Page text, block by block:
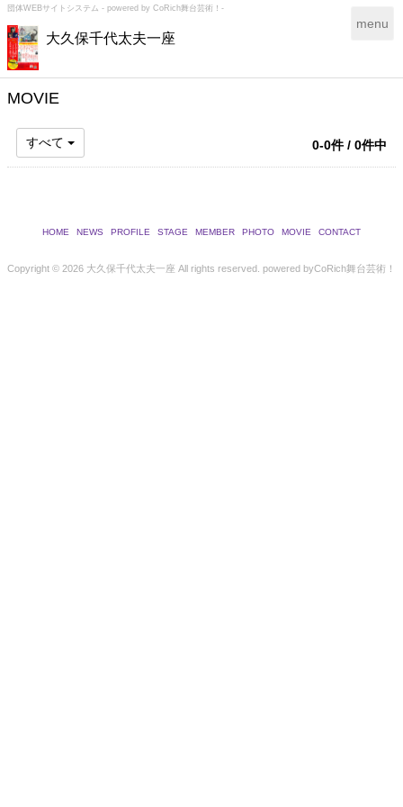
団体WEBサイトシステム - powered by CoRich舞台芸術！-
大久保千代太夫一座
T
g
a
v
t
o
menu
MOVIE
すべて 0-0件 / 0件中
HOME NEWS PROFILE STAGE MEMBER PHOTO MOVIE CONTACT
Copyright © 2026 大久保千代太夫一座 All rights reserved. powered byCoRich舞台芸術！